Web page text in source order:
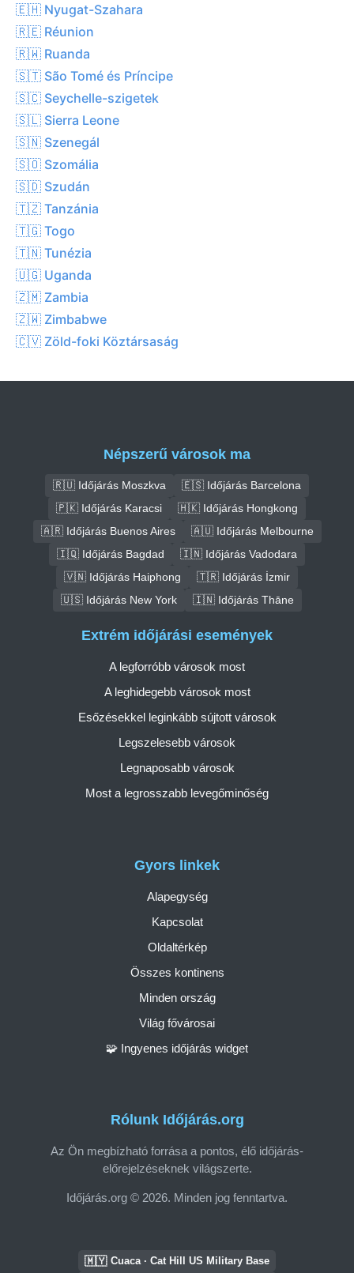
🇪🇭 Nyugat-Szahara
🇷🇪 Réunion
🇷🇼 Ruanda
🇸🇹 São Tomé és Príncipe
🇸🇨 Seychelle-szigetek
🇸🇱 Sierra Leone
🇸🇳 Szenegál
🇸🇴 Szomália
🇸🇩 Szudán
🇹🇿 Tanzánia
🇹🇬 Togo
🇹🇳 Tunézia
🇺🇬 Uganda
🇿🇲 Zambia
🇿🇼 Zimbabwe
🇨🇻 Zöld-foki Köztársaság
Népszerű városok ma
🇷🇺 Időjárás Moszkva
🇪🇸 Időjárás Barcelona
🇵🇰 Időjárás Karacsi
🇭🇰 Időjárás Hongkong
🇦🇷 Időjárás Buenos Aires
🇦🇺 Időjárás Melbourne
🇮🇶 Időjárás Bagdad
🇮🇳 Időjárás Vadodara
🇻🇳 Időjárás Haiphong
🇹🇷 Időjárás İzmir
🇺🇸 Időjárás New York
🇮🇳 Időjárás Thāne
Rólunk Időjárás.org
Az Ön megbízható forrása a pontos, élő időjárás-
előrejelzéseknek világszerte.
Időjárás.org © 2026. Minden jog fenntartva.
Gyors linkek
Alapegység
Kapcsolat
Oldaltérkép
Összes kontinens
Minden ország
Világ fővárosai
🧩 Ingyenes időjárás widget
Extrém időjárási események
A legforróbb városok most
A leghidegebb városok most
Esőzésekkel leginkább sújtott városok
Legszelesebb városok
Legnaposabb városok
Most a legrosszabb levegőminőség
🇲🇾 Cuaca · Cat Hill US Military Base